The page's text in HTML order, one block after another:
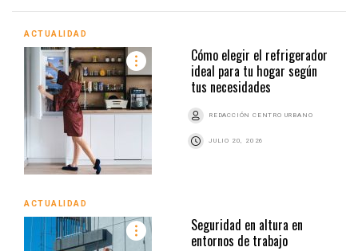
ACTUALIDAD
Cómo elegir el refrigerador
ideal para tu hogar según
tus necesidades
REDACCIÓN CENTRO URBANO
JULIO 20, 2026
ACTUALIDAD
Seguridad en altura en
entornos de trabajo